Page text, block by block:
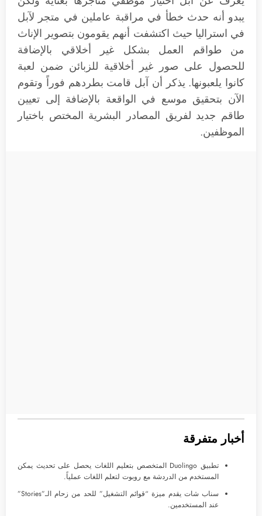
يبدو أنه حدث خطأ في مراقبة عاملين في متجر لآبل
في استراليا حيث اكتشفت أنهم يقومون بتصوير الإناث
من طواقم العمل بشكل غير أخلاقي بالإضافة
للحصول على صور غير أخلاقية للزبائن ضمن لعبة
كانوا يلعبونها. يذكر أن آبل قامت بطردهم فوراً وتقوم
الآن بتحقيق موسع في الواقعة بالإضافة إلى تعيين
طاقم جديد لفريق المصادر البشرية المختص باختيار
الموظفين.
أخبار متفرقة
تطبيق Duolingo المتخصص بتعليم اللغات يحصل على تحديث يمكن
المستخدم من الدردشة مع روبوت لتعلم اللغات عملياً.
سناب شات يقدم ميزة “قوائم التشغيل” للحد من زحام الـ”Stories”
عند المستخدمين.